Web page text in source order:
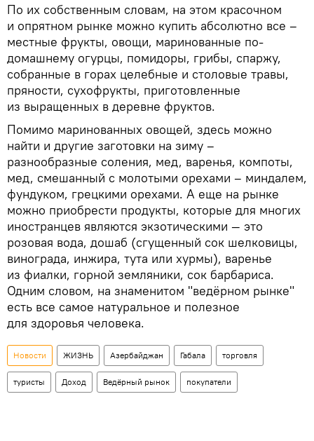
По их собственным словам, на этом красочном
и опрятном рынке можно купить абсолютно все –
местные фрукты, овощи, маринованные по-
домашнему огурцы, помидоры, грибы, спаржу,
собранные в горах целебные и столовые травы,
пряности, сухофрукты, приготовленные
из выращенных в деревне фруктов.
Помимо маринованных овощей, здесь можно
найти и другие заготовки на зиму –
разнообразные соления, мед, варенья, компоты,
мед, смешанный с молотыми орехами – миндалем,
фундуком, грецкими орехами. А еще на рынке
можно приобрести продукты, которые для многих
иностранцев являются экзотическими — это
розовая вода, дошаб (сгущенный сок шелковицы,
винограда, инжира, тута или хурмы), варенье
из фиалки, горной земляники, сок барбариса.
Одним словом, на знаменитом "ведёрном рынке"
есть все самое натуральное и полезное
для здоровья человека.
Новости ЖИЗНЬ Азербайджан Габала торговля
туристы Доход Ведёрный рынок покупатели